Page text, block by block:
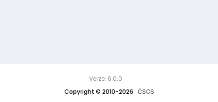
Copyright © 2010-2026 ČSOS
Verze: 6.0.0